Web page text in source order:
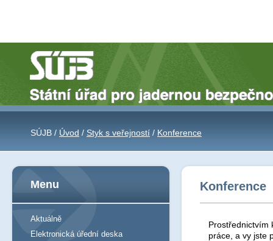
SÚJB / Úvod / Styk s veřejností / Konference
Konference
Prostřednictvím
práce, a vy jste
Menu
Aktuálně
Elektronická úřední deska